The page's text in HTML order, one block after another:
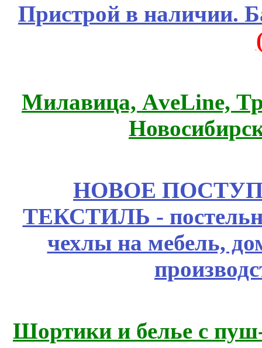
Пристрой в наличии.
Милавица, АveLine,
НОВОЕ
ТЕКСТИЛЬ -
чехлы на мебель,
Шортики и белье с